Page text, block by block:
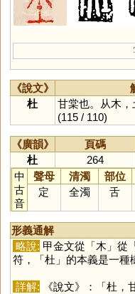
《說文》
杜
甘棠也。从木，
(115 / 110)
《廣韻》 頁碼
杜
264
中
古
音
聲母 清濁 部位
定
全濁 舌
形義通解
略說: 甲金文從「木」從
符，「杜 」的本義是一種
詳解: 《說文》：「杜，